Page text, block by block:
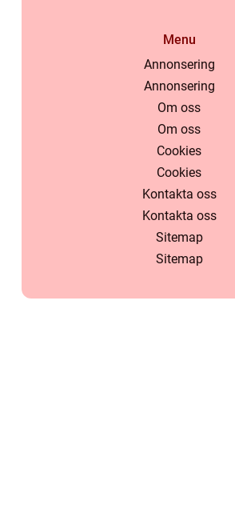
Menu
Annonsering
Annonsering
Om oss
Om oss
Cookies
Cookies
Kontakta oss
Kontakta oss
Sitemap
Sitemap